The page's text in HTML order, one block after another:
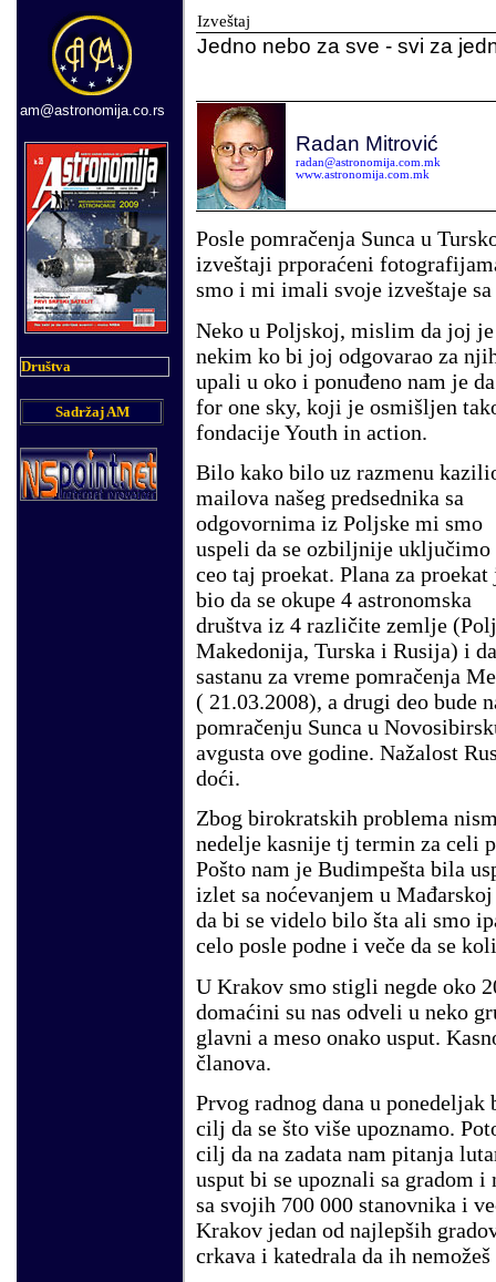
am@astronomija.co.rs
Društva
Sadržaj AM
Izveštaj
Jedno nebo za sve - svi za
Radan Mitrović
radan@astronomija.com.mk
www.astronomija.com.mk
Posle pomračenja Sunca u
izveštaji prporaćeni
smo i mi imali svoje izveštaje
Neko u Poljskoj, mislim da joj
nekim ko bi joj odgovarao za
upali u oko i ponuđeno nam je
for one sky, koji je osmišljen
fondacije Youth in action.
Bilo kako bilo uz razmenu
mailova našeg predsednika sa
odgovornima iz Poljske mi smo
uspeli da se ozbiljnije uključimo
ceo taj proekat. Plana za proekat
bio da se okupe 4 astronomska
društva iz 4 različite zemlje
Makedonija, Turska i Rusija) i
sastanu za vreme pomračenja
( 21.03.2008), a drugi deo bude
pomračenju Sunca u
avgusta ove godine. Nažalost
doći.
Zbog birokratskih problema
nedelje kasnije tj termin za celi
Pošto nam je Budimpešta bila
izlet sa noćevanjem u
da bi se videlo bilo šta ali smo
celo posle podne i veče da se
U Krakov smo stigli negde oko
domaćini su nas odveli u neko
glavni a meso onako usput.
članova.
Prvog radnog dana u
cilj da se što više upoznamo.
cilj da na zadata nam pitanja
usput bi se upoznali sa gradom
sa svojih 700 000 stanovnika i
Krakov jedan od najlepših
crkava i katedrala da ih